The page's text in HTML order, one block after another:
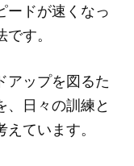
ードが速くなっ
す。
アップを図るた
、日々の訓練と
ています。